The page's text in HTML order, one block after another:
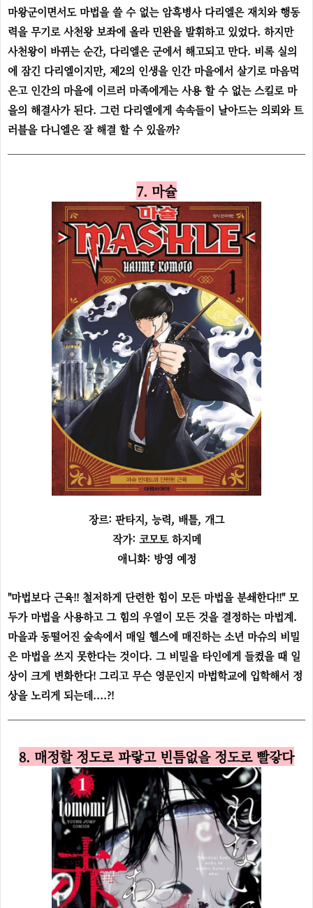
마왕군이면서도 마법을 쓸 수 없는 암흑병사 다리엘은 재치와 행동
력을 무기로 사천왕 보좌에 올라 민완을 발휘하고 있었다. 하지만
사천왕이 바뀌는 순간, 다리엘은 군에서 해고되고 만다. 비록 실의
에 잠긴 다리엘이지만, 제2의 인생을 인간 마을에서 살기로 마음먹
은고 인간의 마을에 이르러 마족에게는 사용 할 수 없는 스킬로 마
을의 해결사가 된다. 그런 다리엘에게 속속들이 날아드는 의뢰와 트
러블을 다니엘은 잘 해결 할 수 있을까?
7. 마슐
장르: 판타지, 능력, 배틀, 개그
작가: 코모토 하지메
애니화: 방영 예정
"마법보다 근육!! 철저하게 단련한 힘이 모든 마법을 분쇄한다!!" 모
두가 마법을 사용하고 그 힘의 우열이 모든 것을 결정하는 마법계.
마을과 동떨어진 숲속에서 매일 헬스에 매진하는 소년 마슈의 비밀
은 마법을 쓰지 못한다는 것이다. 그 비밀을 타인에게 들켰을 때 일
상이 크게 변화한다! 그리고 무슨 영문인지 마법학교에 입학해서 정
상을 노리게 되는데....?!
8. 매정할 정도로 파랗고 빈틈없을 정도로 빨갛다